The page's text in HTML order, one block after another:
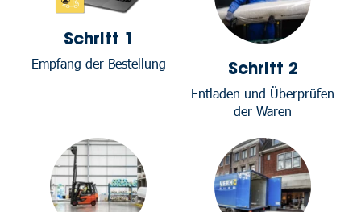
Schritt 1
Empfang der Bestellung Schritt 2
Entladen und Überprüfen
der Waren